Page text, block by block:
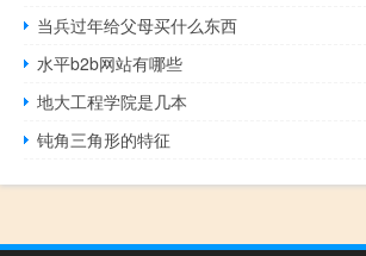
当兵过年给父母买什么东西
水平b2b网站有哪些
地大工程学院是几本
钝角三角形的特征